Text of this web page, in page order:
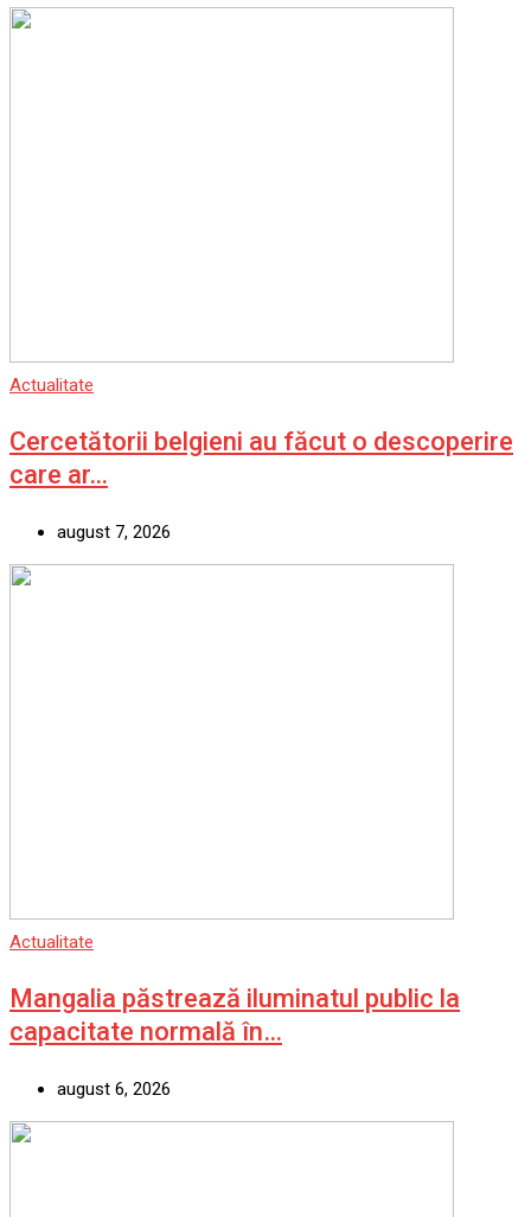
Actualitate
Cercetătorii belgieni au făcut o descoperire
care ar…
august 7, 2026
Actualitate
Mangalia păstrează iluminatul public la
capacitate normală în…
august 6, 2026